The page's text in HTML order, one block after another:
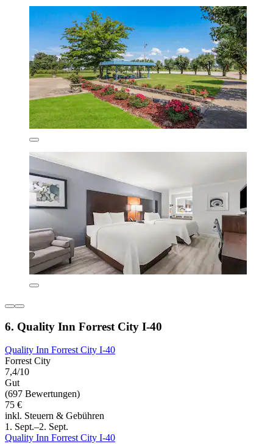
6. Quality Inn Forrest City I-40
Quality Inn Forrest City I-40
Forrest City
7,4/10
Gut
(697 Bewertungen)
75 €
inkl. Steuern & Gebühren
1. Sept.–2. Sept.
Quality Inn Forrest City I-40